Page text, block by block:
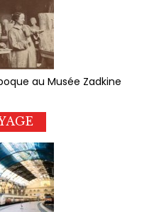
au Musée Zadkine